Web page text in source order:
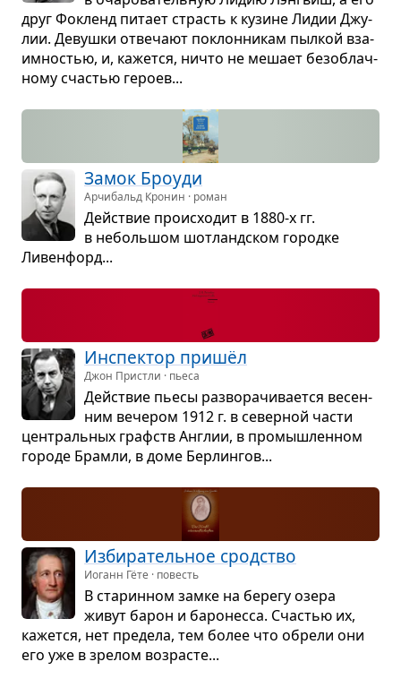
друг Фокленд питает страсть к кузине Лидии Джу­
лии. Девушки отве­чают поклон­ни­кам пыл­кой вза­
им­но­стью, и, кажется, ничто не мешает без­об­лач­
ному сча­стью героев...
Замок Бро­уди
Арчибальд Кронин · роман
Действие про­ис­хо­дит в 1880-х гг.
в неболь­шом шот­ланд­ском городке
Ливен­форд...
Инспек­тор пришёл
Джон Пристли · пьеса
Действие пьесы раз­во­ра­чи­ва­ется весен­
ним вече­ром 1912 г. в север­ной части
цен­траль­ных графств Англии, в про­мыш­лен­ном
городе Брамли, в доме Бер­лин­гов...
Изби­ра­тель­ное срод­ство
Иоганн Гёте · повесть
В ста­рин­ном замке на берегу озера
живут барон и баро­несса. Сча­стью их,
кажется, нет пре­дела, тем более что обрели они
его уже в зре­лом воз­ра­сте...